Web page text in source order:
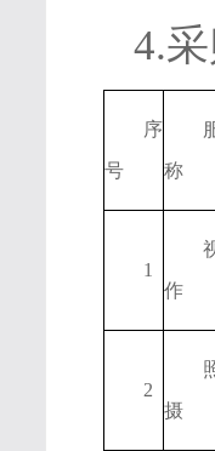
4.
序
号
称
1
作
2
摄